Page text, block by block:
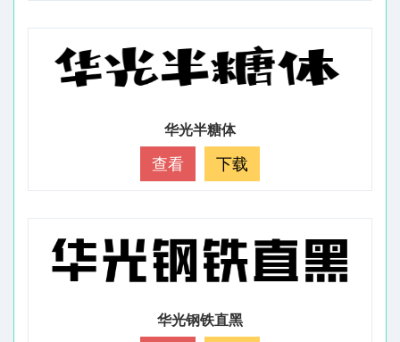
华光半糖体
查看 下载
华光钢铁直黑